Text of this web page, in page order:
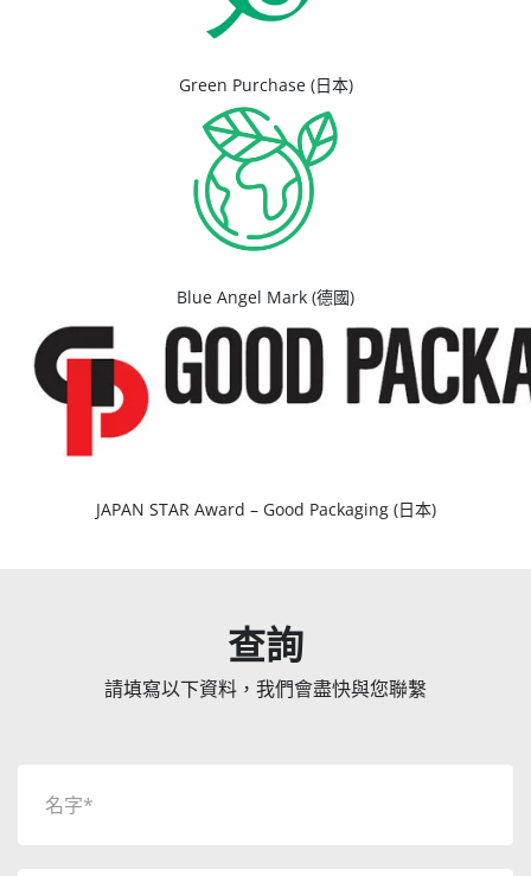
Green Purchase (日本)
Blue Angel Mark (德國)
JAPAN STAR Award – Good Packaging (日本)
查詢
請填寫以下資料，我們會盡快與您聯繫